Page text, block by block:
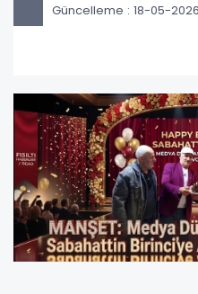
Güncelleme : 18-05-